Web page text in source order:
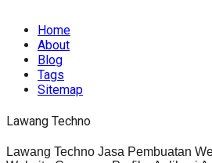
Home
About
Blog
Tags
Sitemap
Lawang Techno
Lawang Techno Jasa Pembuatan